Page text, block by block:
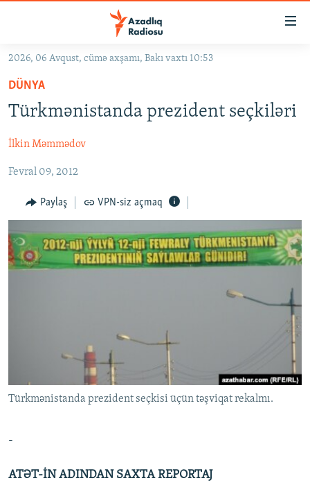
Əsas
qayıt
Əsas
qayıt
keç
#İZAHLA
#ƏSLINDƏ
FƏRQƏ BAX
QANUNI DOĞRU
ARAŞDIRMA
MULTIMEDIA
RADIO ARXIV
İSLAM VƏ DEMOKRATIYA
İZ - MƏDƏNIYYƏT PROQRAMI
PEŞƏ ETIKASI VƏ JURNALISTIKA STANDARTLARIMIZ
MATERIALLARIMIZDAN ISTIFADƏ
AZADLIQRADIOSU MOBIL TELEFONUNUZDA
RFE/RL-in bütün saytları
2026, 06 Avqust, cümə axşamı, Bakı vaxtı 10:53
DÜNYA
Türkmənistanda prezident seçkiləri
İlkin Məmmədov
Fevral 09, 2012
Paylaş VPN-siz açmaq
Türkmənistanda prezident seçkisi üçün təşviqat rekalmı.
-
ATƏT-İN ADINDAN SAXTA REPORTAJ